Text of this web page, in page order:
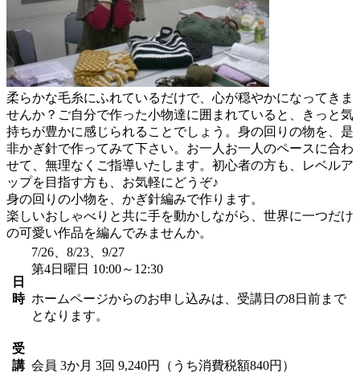
柔らかな毛糸にふれているだけで、心が穏やかになってきま
せんか？ご自分で作った小物達に囲まれていると、きっと気
持ちが豊かに感じられることでしょう。身の回りの物を、是
非かぎ針で作ってみて下さい。お一人お一人のペースに合わ
せて、無理なくご指導いたします。初心者の方も、レベルア
ップを目指す方も、お気軽にどうぞ♪
身の回りの小物を、かぎ針編みで作ります。
楽しいおしゃべりと共に手を動かしながら、世界に一つだけ
の可愛い作品を編んでみませんか。
日
時
7/26、8/23、9/27
第4日曜日 10:00～12:30
ホームページからのお申し込みは、受講日の8日前まで
となります。
受
講 会員 3か月 3回 9,240円（うち消費税額840円）